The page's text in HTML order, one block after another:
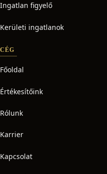
Ingatlan figyelő
Kerületi ingatlanok
CÉG
Főoldal
Értékesítőink
Rólunk
Karrier
Kapcsolat